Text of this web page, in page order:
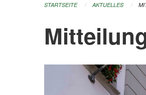
STARTSEITE AKTUELLES